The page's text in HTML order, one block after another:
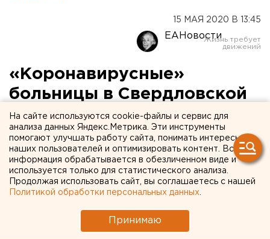
15 МАЯ 2020 В 13:45
ЕАНовости
«Коронавирусные»
больницы в Свердловской
области загружены
наполовину
На сайте используются cookie-файлы и сервис для
анализа данных Яндекс.Метрика. Эти инструменты
помогают улучшать работу сайта, понимать интересы
наших пользователей и оптимизировать контент. Вся
информация обрабатывается в обезличенном виде и
используется только для статистического анализа.
Продолжая использовать сайт, вы соглашаетесь с нашей
Политикой обработки персональных данных
Принимаю